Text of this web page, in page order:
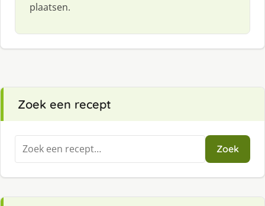
plaatsen.
Zoek een recept
Zoeken
naar:
Zoek